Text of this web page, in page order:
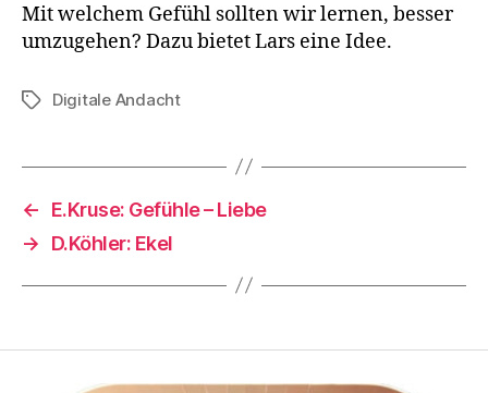
Mit welchem Gefühl sollten wir lernen, besser
umzugehen? Dazu bietet Lars eine Idee.
Schlagwörter
Digitale Andacht
←
E.Kruse: Gefühle – Liebe
→
D.Köhler: Ekel